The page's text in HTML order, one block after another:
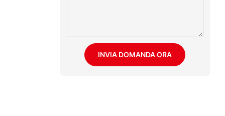
INVIA DOMANDA ORA